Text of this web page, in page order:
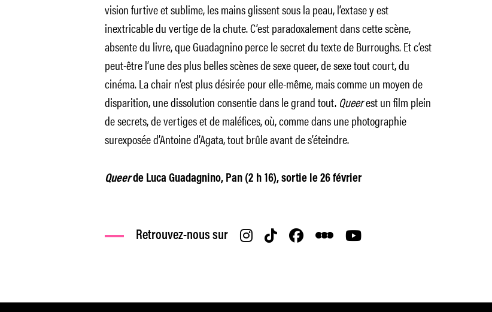
vision furtive et sublime, les mains glissent sous la peau, l’extase y est
inextricable du vertige de la chute. C’est paradoxalement dans cette scène,
absente du livre, que Guadagnino perce le secret du texte de Burroughs. Et c’est
peut-être l’une des plus belles scènes de sexe queer, de sexe tout court, du
cinéma. La chair n’est plus désirée pour elle-même, mais comme un moyen de
disparition, une dissolution consentie dans le grand tout. Queerest un film plein
de secrets, de vertiges et de maléfices, où, comme dans une photographie
surexposée d’Antoine d’Agata, tout brûle avant de s’éteindre.
Queerde Luca Guadagnino, Pan (2 h 16), sortie le 26 février
Retrouvez-nous sur